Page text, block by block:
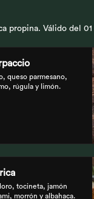
propina. Válido del 01
queso parmesano,
rúgula y limón.
tocineta, jamón
morrón y albahaca.